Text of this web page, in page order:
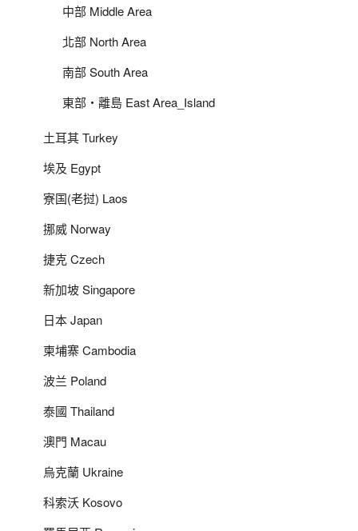
中部 Middle Area
北部 North Area
南部 South Area
東部‧離島 East Area_Island
土耳其 Turkey
埃及 Egypt
寮国(老挝) Laos
挪威 Norway
捷克 Czech
新加坡 Singapore
日本 Japan
柬埔寨 Cambodia
波兰 Poland
泰國 Thailand
澳門 Macau
烏克蘭 Ukraine
科索沃 Kosovo